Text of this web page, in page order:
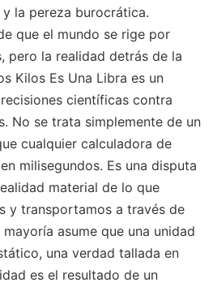
la pereza burocrática.
que el mundo se rige por
pero la realidad detrás de la
Kilos Es Una Libra es un
científicas contra
No se trata simplemente de un
cualquier calculadora de
milisegundos. Es una disputa
material de lo que
y transportamos a través de
asume que una unidad
una verdad tallada en
es el resultado de un